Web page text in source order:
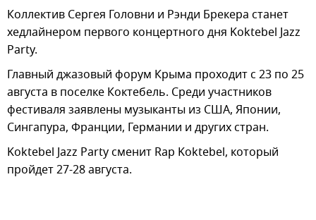
Коллектив Сергея Головни и Рэнди Брекера станет
хедлайнером первого концертного дня Koktebel Jazz
Party.
Главный джазовый форум Крыма проходит с 23 по 25
августа в поселке Коктебель. Среди участников
фестиваля заявлены музыканты из США, Японии,
Сингапура, Франции, Германии и других стран.
Koktebel Jazz Party сменит Rap Koktebel, который
пройдет 27-28 августа.